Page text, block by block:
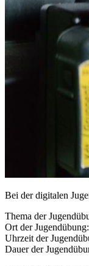
Bei der digitalen
Thema der
Ort der
Uhrzeit der
Dauer der